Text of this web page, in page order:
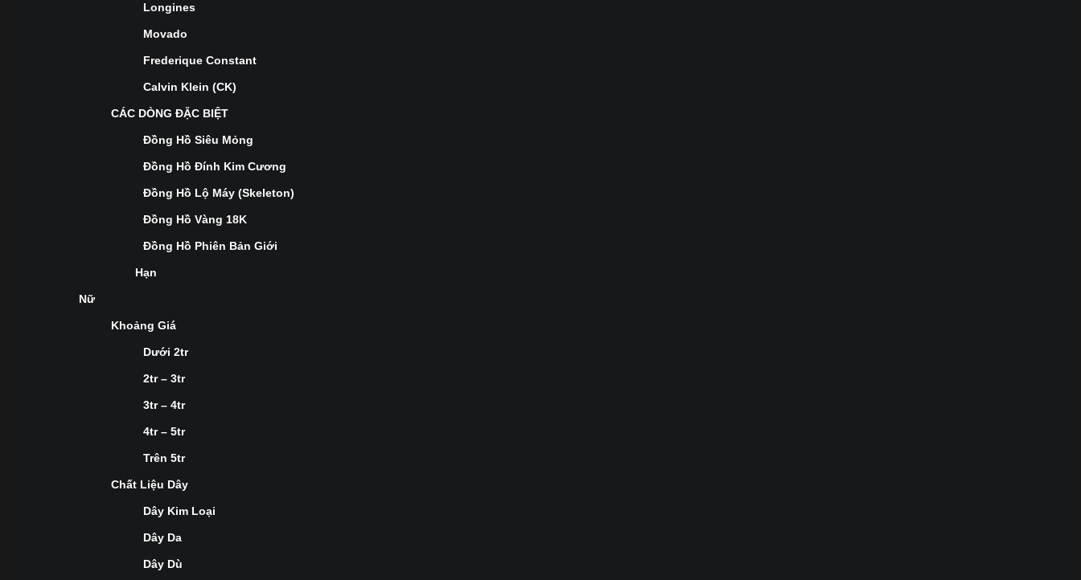
Longines
Movado
Frederique Constant
Calvin Klein (CK)
CÁC DÒNG ĐẶC BIỆT
Đồng Hồ Siêu Mỏng
Đồng Hồ Đính Kim Cương
Đồng Hồ Lộ Máy (Skeleton)
Đồng Hồ Vàng 18K
Đồng Hồ Phiên Bản Giới
Hạn
Nữ
Khoảng Giá
Dưới 2tr
2tr – 3tr
3tr – 4tr
4tr – 5tr
Trên 5tr
Chất Liệu Dây
Dây Kim Loại
Dây Da
Dây Dù